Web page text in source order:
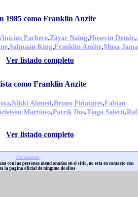
1985 como Franklin Anzite
Pacheco,Zayar Naing,Huseyin Demir,
,Salmaan King,Franklin Anzite,Musa
Ver listado completo
como Franklin Anzite
,Nikki Ahmed,Bruno Piñatares,Fabian
Martínez,Patrik Dos,Tiago Saletti,
Ver listado completo
Contactenos
con las personas mencionadas en el sitio, no esta en contacto con
la pagina oficial de ninguno de ellos